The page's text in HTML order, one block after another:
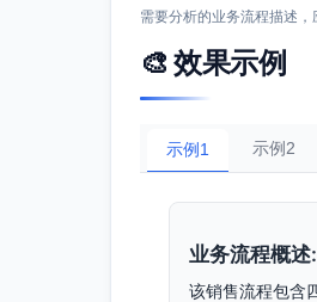
需要分析的业务流程描述，
🎨 效果示例
示例1 示例2
业务流程概述:
该销售流程包含